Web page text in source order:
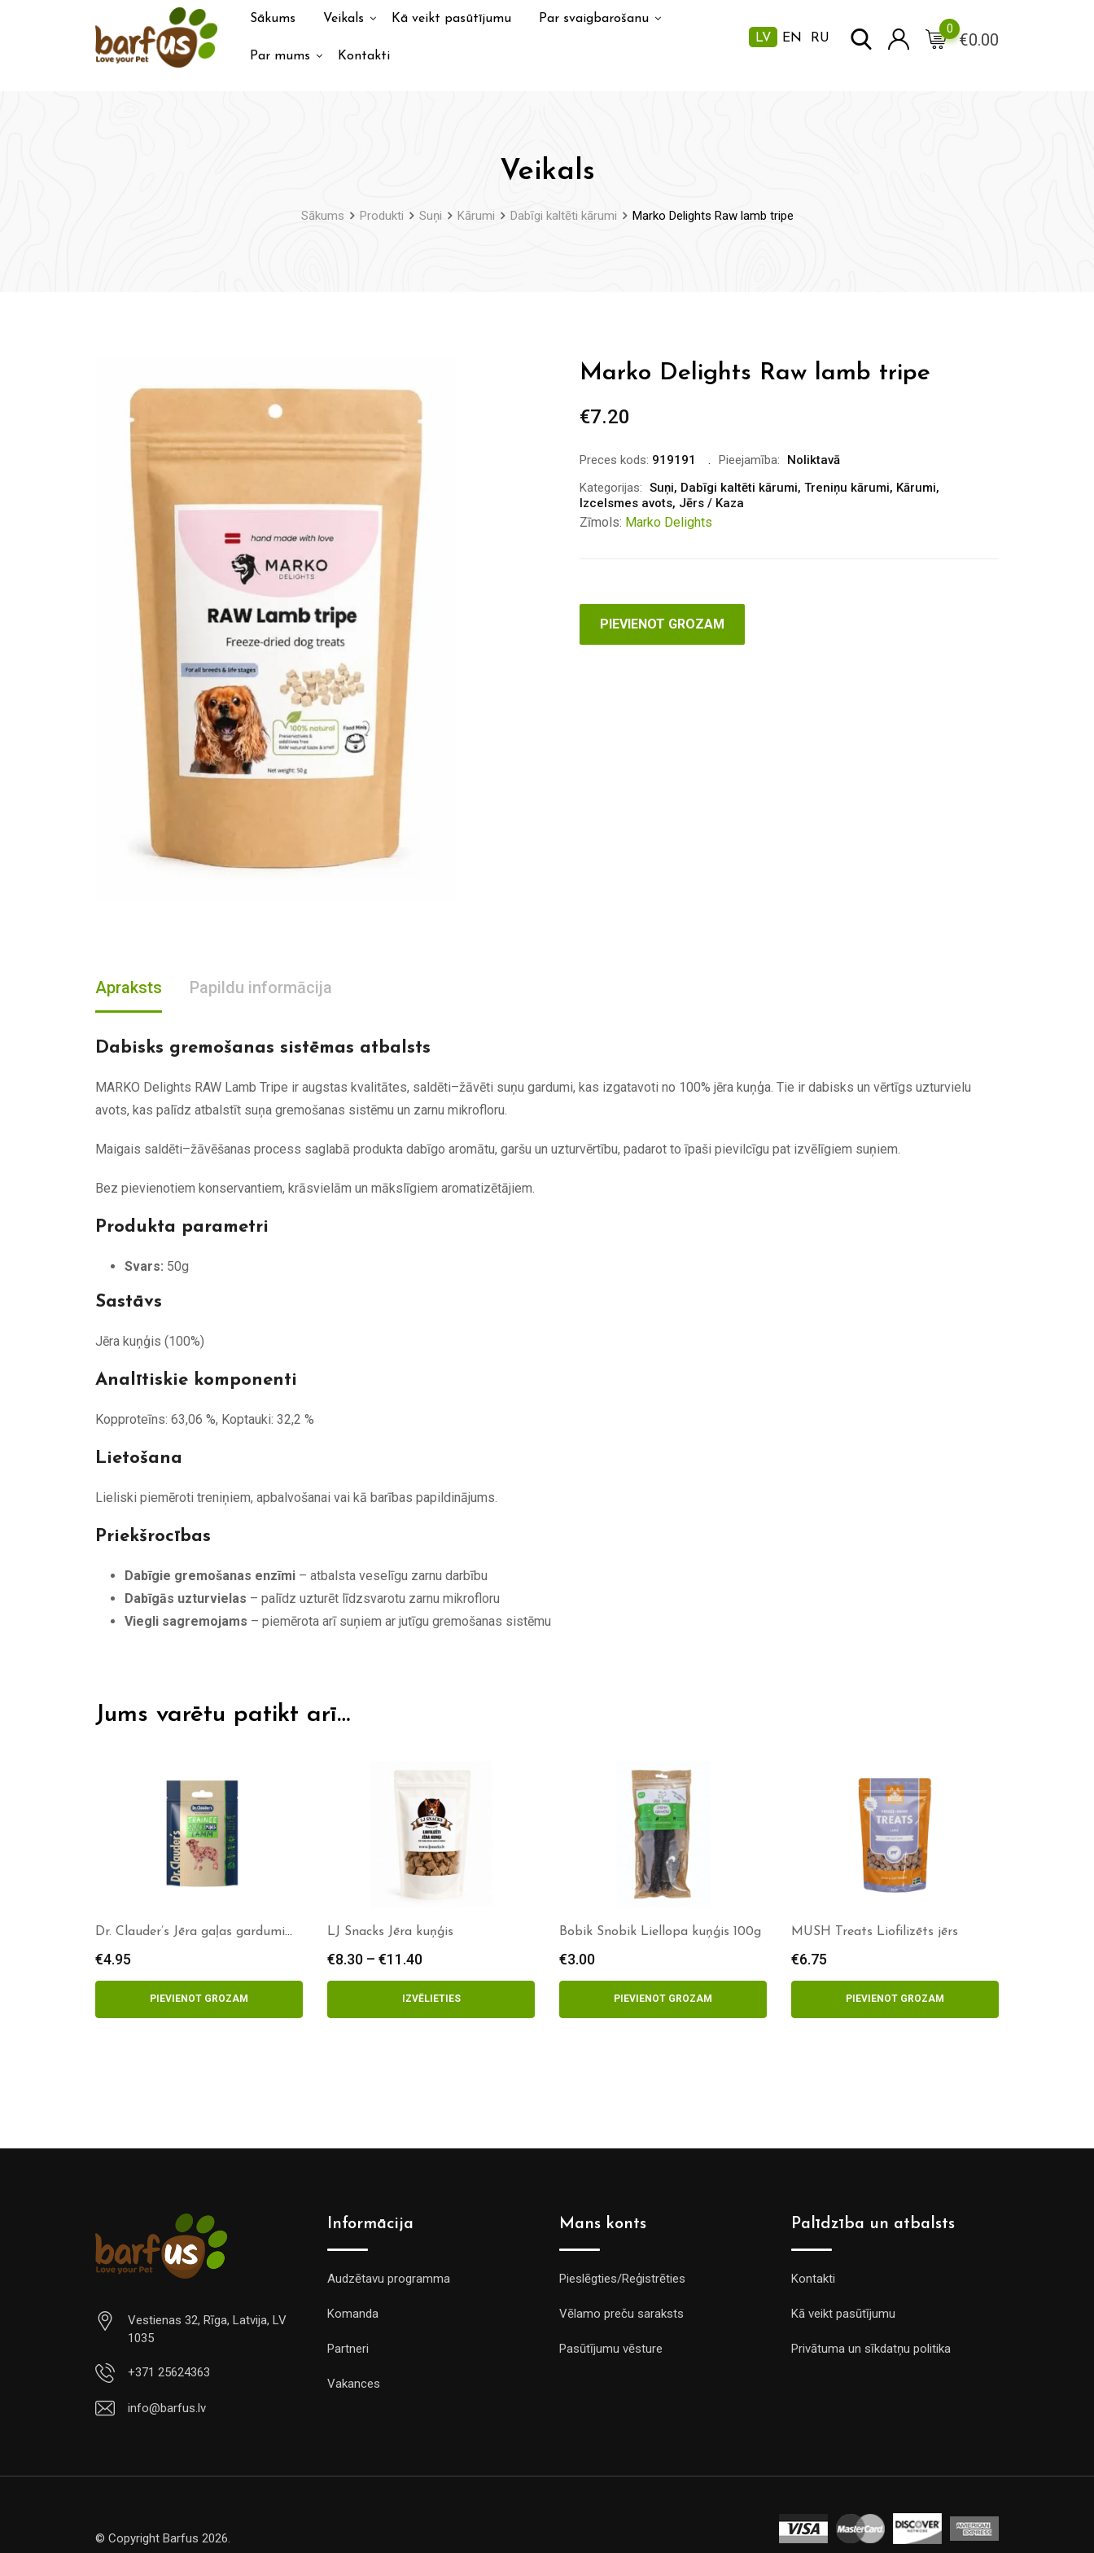
Sākums Veikals Kā veikt pasūtījumu Par svaigbarošanu
Par mums Kontakti
LV EN RU €0.00
0
Veikals
Sākums Produkti Suņi Kārumi Dabīgi kaltēti kārumi Marko Delights Raw lamb tripe
Marko Delights Raw lamb tripe
€7.20
Preces kods: 919191 Pieejamība:
Noliktavā
Kategorijas: Suņi, Dabīgi kaltēti kārumi, Treniņu kārumi, Kārumi,
Izcelsmes avots, Jērs / Kaza
Zīmols: Marko Delights
PIEVIENOT GROZAM
Apraksts Papildu informācija
Dabisks gremošanas sistēmas atbalsts
MARKO Delights RAW Lamb Tripe ir augstas kvalitātes, saldēti–žāvēti suņu gardumi, kas izgatavoti no 100% jēra kuņģa. Tie ir dabisks un vērtīgs uzturvielu
avots, kas palīdz atbalstīt suņa gremošanas sistēmu un zarnu mikrofloru.
Maigais saldēti–žāvēšanas process saglabā produkta dabīgo aromātu, garšu un uzturvērtību, padarot to īpaši pievilcīgu pat izvēlīgiem suņiem.
Bez pievienotiem konservantiem, krāsvielām un mākslīgiem aromatizētājiem.
Produkta parametri
Svars: 50g
Sastāvs
Jēra kuņģis (100%)
Analītiskie komponenti
Kopproteīns: 63,06 %, Koptauki: 32,2 %
Lietošana
Lieliski piemēroti treniņiem, apbalvošanai vai kā barības papildinājums.
Priekšrocības
Dabīgie gremošanas enzīmi – atbalsta veselīgu zarnu darbību
Dabīgās uzturvielas – palīdz uzturēt līdzsvarotu zarnu mikrofloru
Viegli sagremojams – piemērota arī suņiem ar jutīgu gremošanas sistēmu
Jums varētu patikt arī…
Dr. Clauder’s Jēra gaļas gardumi
€4.95
PIEVIENOT GROZAM
LJ Snacks Jēra kuņģis
€8.30 – €11.40
range:
€8.30
through
IZVĒLIETIES
Bobik Snobik Liellopa kuņģis 100g
€3.00
PIEVIENOT GROZAM
MUSH Treats Liofilizēts jērs
€6.75
PIEVIENOT GROZAM
Vestienas 32, Rīga, Latvija, LV
1035
+371 25624363
info@barfus.lv
Informācija
Audzētavu programma
Komanda
Partneri
Vakances
Mans konts
Pieslēgties/Reģistrēties
Vēlamo preču saraksts
Pasūtījumu vēsture
Palīdzība un atbalsts
Kontakti
Kā veikt pasūtījumu
Privātuma un sīkdatņu politika
© Copyright Barfus 2026.